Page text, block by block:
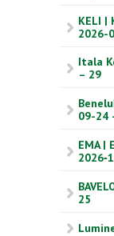
KELI |
2026-
Itala
– 29
09-24
EMA |
25